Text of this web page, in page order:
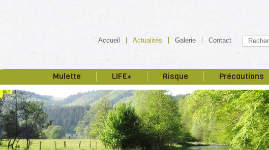
Accueil Actualités Galerie Contact
Mulette LIFE+ Risque Précautions